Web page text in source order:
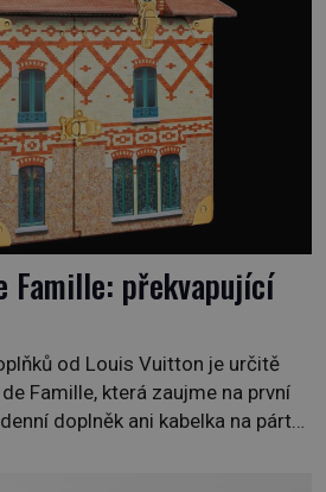
Famille: překvapující
od Louis Vuitton je určitě
Famille, která zaujme na první
doplněk ani kabelka na párty,